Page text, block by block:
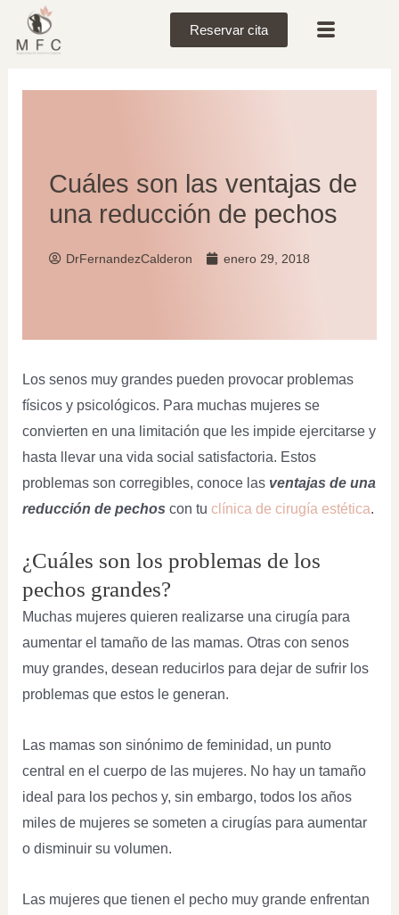
Reservar cita
Cuáles son las ventajas de
una reducción de pechos
DrFernandezCalderon enero 29, 2018
Los senos muy grandes pueden provocar problemas
físicos y psicológicos. Para muchas mujeres se
convierten en una limitación que les impide ejercitarse y
hasta llevar una vida social satisfactoria. Estos
problemas son corregibles, conoce las ventajas de una
reducción de pechos con tu clínica de cirugía estética.
¿Cuáles son los problemas de los
pechos grandes?
Muchas mujeres quieren realizarse una cirugía para
aumentar el tamaño de las mamas. Otras con senos
muy grandes, desean reducirlos para dejar de sufrir los
problemas que estos le generan.
Las mamas son sinónimo de feminidad, un punto
central en el cuerpo de las mujeres. No hay un tamaño
ideal para los pechos y, sin embargo, todos los años
miles de mujeres se someten a cirugías para aumentar
o disminuir su volumen.
Las mujeres que tienen el pecho muy grande enfrentan